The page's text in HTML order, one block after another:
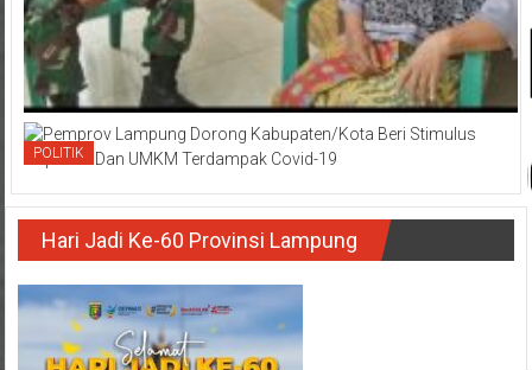
POLITIK
Hari Jadi Ke-60 Provinsi Lampung